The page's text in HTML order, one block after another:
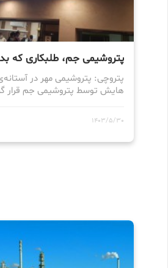
پتروشیمی جم، طلبکاری که
پتروچی: پتروشیمی مهر در
هایش توسط پتروشیمی جم قرار
1403/5/30